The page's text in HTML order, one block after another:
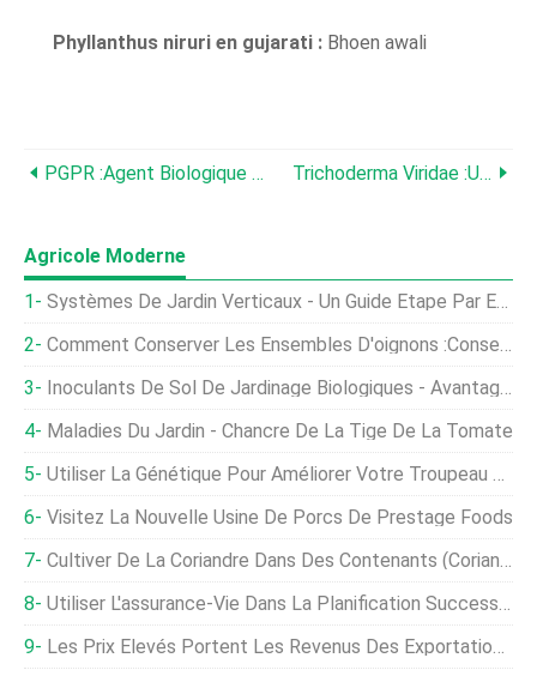
Phyllanthus niruri en gujarati : Bhoen awali
PGPR :Agent Biologique Des Maladies Du Sol Trichoderma Viridae :un Agent Biologique Important Pour La Protection Des Végétaux
Agricole Moderne
Systèmes De Jardin Verticaux - Un Guide Étape Par Étape
Comment Conserver Les Ensembles D'oignons :conserver Les Oignons Pour La Plantation
Inoculants De Sol De Jardinage Biologiques - Avantages De L'utilisation D'un Inoculant Pour Légumineuses
Maladies Du Jardin - Chancre De La Tige De La Tomate
Utiliser La Génétique Pour Améliorer Votre Troupeau Laitier Et Vos Résultats
Visitez La Nouvelle Usine De Porcs De Prestage Foods
Cultiver De La Coriandre Dans Des Contenants (coriandre)
Utiliser L'assurance-Vie Dans La Planification Successorale
Les Prix Élevés Portent Les Revenus Des Exportations De Céréales De Mars De L'Argentine À Leur Plus Haut Niveau En 18 Ans